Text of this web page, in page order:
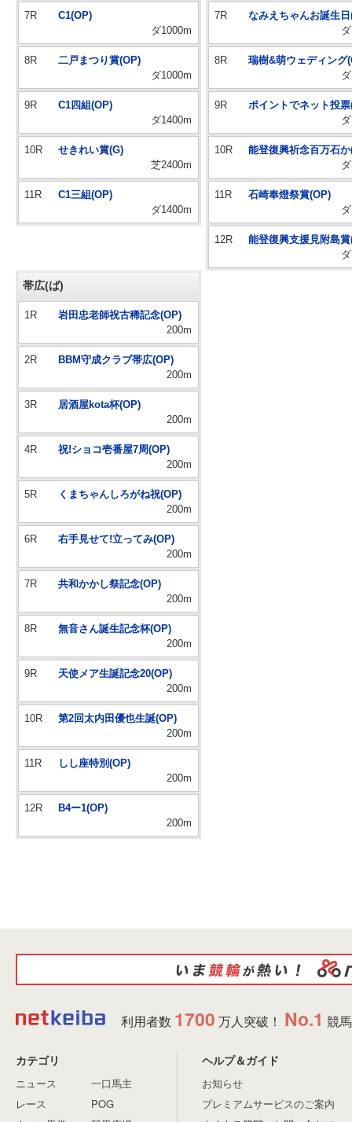
7R
C1(OP)
ダ1000m
8R
二戸まつり賞(OP)
ダ1000m
9R
C1四組(OP)
ダ1400m
10R
せきれい賞(G)
芝2400m
11R
C1三組(OP)
ダ1400m
7R
なみえちゃんお誕生
8R
瑞樹&萌ウェディング
9R
ポイントでネット投
10R
能登復興祈念百万石か
11R
石崎奉燈祭賞(OP)
12R
能登復興支援見附島
帯広(ば)
1R
岩田忠老師祝古稀記念(OP)
200m
2R
BBM守成クラブ帯広(OP)
200m
3R
居酒屋kota杯(OP)
200m
4R
祝!ショコ壱番屋7周(OP)
200m
5R
くまちゃんしろがね祝(OP)
200m
6R
右手見せて!立ってみ(OP)
200m
7R
共和かかし祭記念(OP)
200m
8R
無音さん誕生記念杯(OP)
200m
9R
天使メア生誕記念20(OP)
200m
10R
第2回太内田優也生誕(OP)
200m
11R
しし座特別(OP)
200m
12R
B4ー1(OP)
200m
利用者数 1700 万人突破！ No.1 競
カテゴリ
ニュース
レース
一口馬主
POG
ヘルプ＆ガイド
お知らせ
プレミアムサービスのご案内